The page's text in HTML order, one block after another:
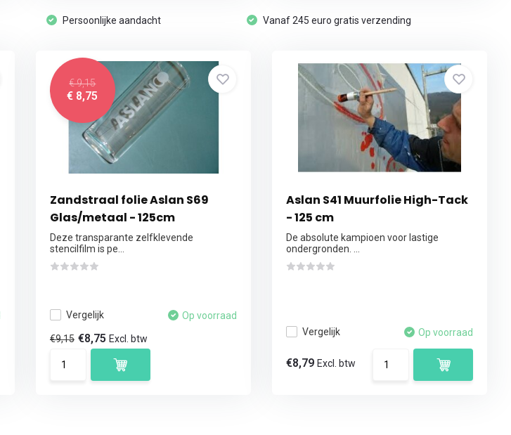
Persoonlijke aandacht Vanaf 245 euro gratis verzending
€ 9,15
€ 8,75
Zandstraal folie Aslan S69
Glas/metaal - 125cm
Deze transparante zelfklevende
stencilfilm is pe...
Vergelijk Op voorraad
€9,15 €8,75 Excl. btw
Aslan S41 Muurfolie High-Tack
- 125 cm
De absolute kampioen voor lastige
ondergronden. ...
Vergelijk Op voorraad
€8,79Excl. btw